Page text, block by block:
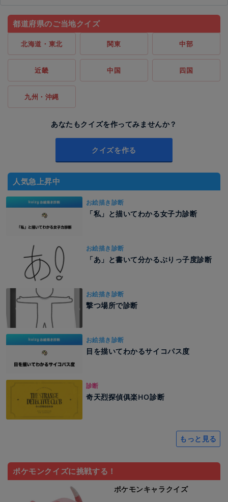
都道府県のご当地クイズ
北海道・東北 関東 中部
近畿 中国 四国
九州・沖縄
あなたもクイズを作ってみませんか？
クイズを作る
人気急上昇中
お絵描き診断
「私」と描いてわかる女子力診断
お絵描き診断
「あ」と書いて分かるぶりっ子度診断
お絵描き診断
撃つ場所で診断
お絵描き診断
目を描いてわかるサイコパス度
診断
奇天烈探偵俱楽HO診断
もっと見る
ポケモンクイズに挑戦する！
ポケモンキャラクイズ